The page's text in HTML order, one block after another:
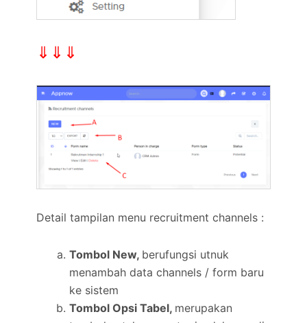
⇓⇓⇓
Detail tampilan menu recruitment channels :
Tombol New, berufungsi utnuk
menambah data channels / form baru
ke sistem
Tombol Opsi Tabel, merupakan